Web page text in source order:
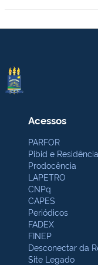
Acessos
PARFOR
Pibid e
Prodocência
LAPETRO
CNPq
CAPES
Periódicos
FADEX
FINEP
Desconectar da
Site Legado